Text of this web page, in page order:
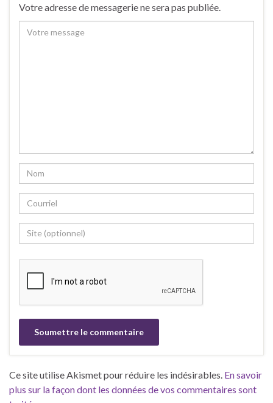
Votre adresse de messagerie ne sera pas publiée.
Ce site utilise Akismet pour réduire les indésirables. En savoir
plus sur la façon dont les données de vos commentaires sont